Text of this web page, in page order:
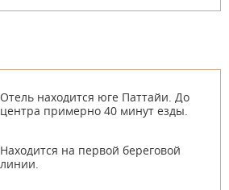
Отель находится юге Паттайи. До
центра примерно 40 минут езды.
Находится на первой береговой
линии.